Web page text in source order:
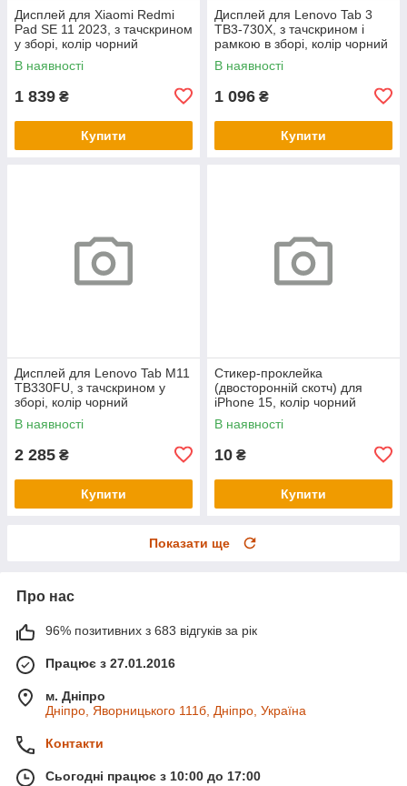
Дисплей для Xiaomi Redmi
Pad SE 11 2023, з тачскрином
у зборі, колір чорний
В наявності
1 839 ₴
Купити
Дисплей для Lenovo Tab 3
TB3-730X, з тачскрином і
рамкою в зборі, колір чорний
В наявності
1 096 ₴
Купити
Дисплей для Lenovo Tab M11
TB330FU, з тачскрином у
зборі, колір чорний
В наявності
2 285 ₴
Купити
Стикер-проклейка
(двосторонній скотч) для
iPhone 15, колір чорний
В наявності
10 ₴
Купити
Показати ще
Про нас
96% позитивних з 683 відгуків за рік
Працює з 27.01.2016
м. Дніпро
Дніпро, Яворницького 111б, Дніпро, Україна
Контакти
Сьогодні працює з 10:00 до 17:00